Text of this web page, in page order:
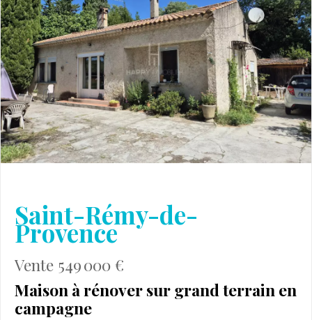
Saint-Rémy-de-
Provence
Vente 549 000 €
Maison à rénover sur grand terrain en
campagne